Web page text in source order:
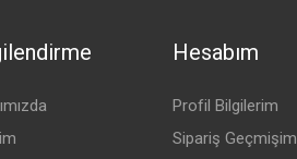
Hesabım
Profil Bilgilerim
Sipariş Geçmişim